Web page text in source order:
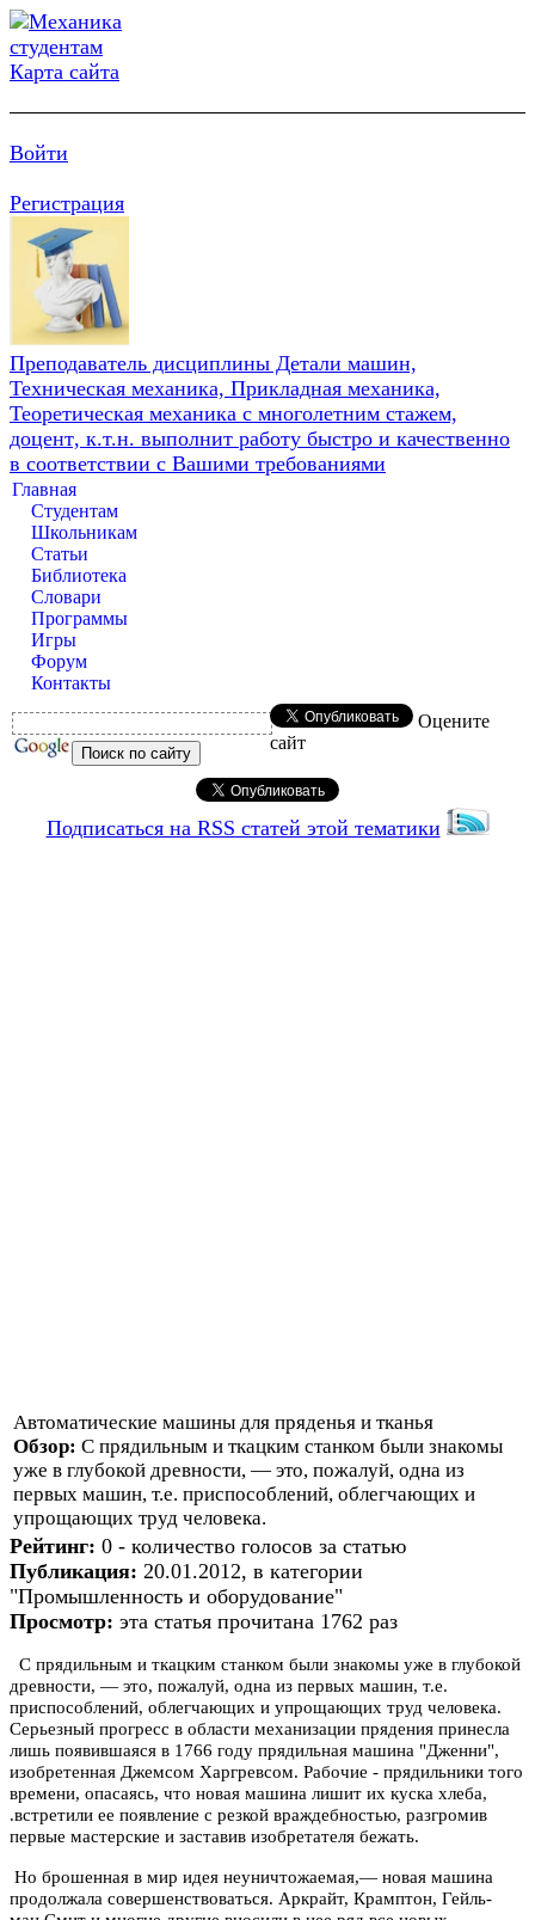
Карта сайта
Войти
Регистрация
Преподаватель дисциплины Детали машин,
Техническая механика, Прикладная механика,
Теоретическая механика с многолетним стажем,
доцент, к.т.н. выполнит работу быстро и качественно
в соответствии с Вашими требованиями
Главная
Студентам
Школьникам
Статьи
Библиотека
Словари
Программы
Игры
Форум
Контакты
Оцените
сайт
Подписаться на RSS статей этой тематики
Автоматические машины для пряденья и тканья
Обзор: С прядильным и ткацким станком были знакомы
уже в глубокой древности, — это, пожалуй, одна из
первых машин, т.е. приспособлений, облегчающих и
упрощающих труд человека.
Рейтинг: 0 - количество голосов за статью
Публикация: 20.01.2012, в категории
"Промышленность и оборудование"
Просмотр: эта статья прочитана 1762 раз
С прядильным и ткацким станком были знакомы уже в глубокой
древности, — это, пожалуй, одна из первых машин, т.е.
приспособлений, облегчающих и упрощающих труд человека.
Серьезный прогресс в области механизации прядения принесла
лишь появившаяся в 1766 году прядильная машина "Дженни",
изобретенная Джемсом Харгревсом. Рабочие - прядильники того
времени, опасаясь, что новая машина лишит их куска хлеба,
.встретили ее появление с резкой враждебностью, разгромив
первые мастерские и заставив изобретателя бежать.
Но брошенная в мир идея неуничтожаемая,— новая машина
продолжала совершенствоваться. Аркрайт, Крамптон, Гейль-